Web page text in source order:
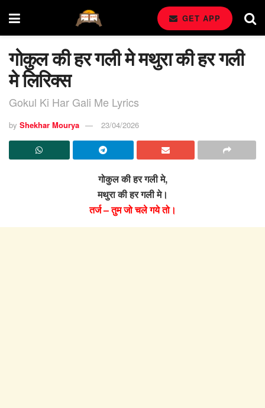
GET APP
गोकुल की हर गली मे मथुरा की हर गली
मे लिरिक्स
Gokul Ki Har Gali Me Lyrics
by Shekhar Mourya 23/04/2026
गोकुल की हर गली मे,
मथुरा की हर गली मे।
तर्ज – तुम जो चले गये तो।